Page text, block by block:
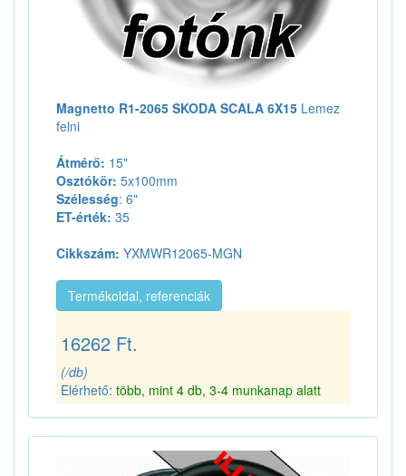
Magnetto R1-2065 SKODA SCALA 6X15 Lemez
felni
Átmérő: 15"
Osztókör: 5x100mm
Szélesség: 6"
ET-érték: 35
Cikkszám: YXMWR12065-MGN
Termékoldal, referenciák
16262 Ft.
(/db)
Elérhető: több, mint 4 db, 3-4 munkanap alatt